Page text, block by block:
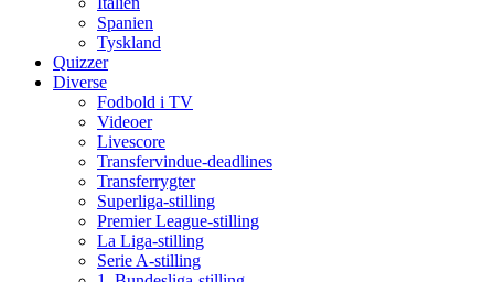
Spanien
Tyskland
Quizzer
Diverse
Fodbold i TV
Videoer
Livescore
Transfervindue-deadlines
Transferrygter
Superliga-stilling
Premier League-stilling
La Liga-stilling
Serie A-stilling